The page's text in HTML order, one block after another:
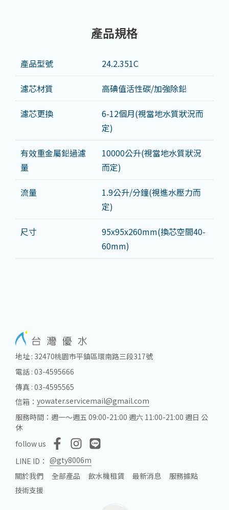
產品規格
產品型號 24.2.351C
濾芯材質 高碘值活性碳/加強除鉛
濾芯更換
6-12個月(視當地水質狀況而
定)
有效重金屬鉛過濾
量
10000公升(視當地水質狀況
而定)
流量
1.9公升/分鐘(視進水壓力而
定)
尺寸
95x95x260mm(換芯空間40-
60mm)
地址 : 32470桃園市平鎮區環南路三段317號
電話 : 03-4595666
傳真 : 03-4595565
信箱： yowater.servicemail@gmail.com
服務時間：週一～週五 09:00-21:00 週六 11:00-21:00 週日 公
休
follow us
LINE ID： @gty8006m
關於我們
全部產品 飲水機租賃 最新消息
服務據點
技術支援